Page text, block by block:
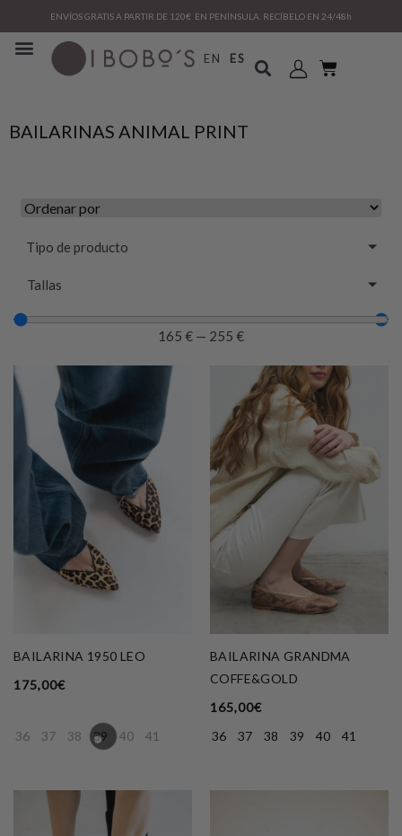
ENVÍOS GRATIS A PARTIR DE 120€ EN PENÍNSULA. RECÍBELO EN 24/48h
EN ES
BAILARINAS ANIMAL PRINT
Tipo de producto
Tallas
165 € — 255 €
BAILARINA 1950 LEO
175,00€
36 37 38 39 40 41
BAILARINA GRANDMA
COFFE&GOLD
165,00€
36
37 38 39 40 41